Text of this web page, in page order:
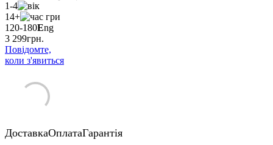
1-4
14+
120-180Eng
3 299грн.
Повідомте,
коли з'явиться
ДоставкаОплатаГарантія